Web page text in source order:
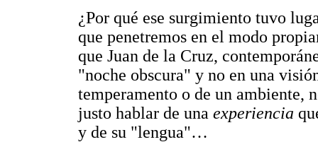
¿Por qué ese surgimiento tuvo
que penetremos en el modo
que Juan de la Cruz,
"noche obscura" y no en una
temperamento o de un ambiente,
justo hablar de una experiencia
y de su "lengua"…